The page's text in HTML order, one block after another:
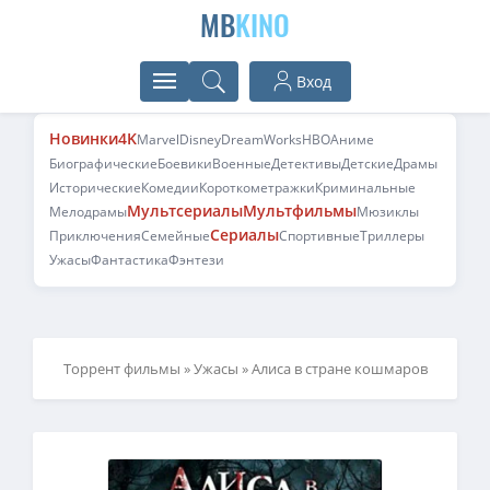
MBKINO
Вход
Новинки4KMarvelDisneyDreamWorksHBOАниме
БиографическиеБоевикиВоенныеДетективыДетскиеДрамы
ИсторическиеКомедииКороткометражкиКриминальные
МелодрамыМультсериалыМультфильмыМюзиклы
ПриключенияСемейныеСериалыСпортивныеТриллеры
УжасыФантастикаФэнтези
Торрент фильмы »Ужасы » Алиса в стране кошмаров